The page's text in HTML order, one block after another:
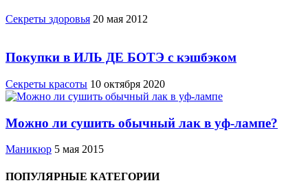
Cекреты здоровья 20 мая 2012
Покупки в ИЛЬ ДЕ БОТЭ с кэшбэком
Секреты красоты 10 октября 2020
Можно ли сушить обычный лак в уф-лампе?
Маникюр 5 мая 2015
ПОПУЛЯРНЫЕ КАТЕГОРИИ